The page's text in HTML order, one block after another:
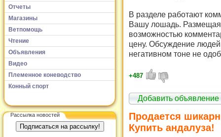
Отчеты
Магазины
Ветпомощь
Чтение
Объявления
Видео
Племенное коневодство
Конный спорт
Рассылка новостей
В разделе работают
Вашу лошадь. Размещая
возможностью
цену. Обсуждение
негативном тоне не
+487
Добавить объявление
Продается
Купить андалуза!